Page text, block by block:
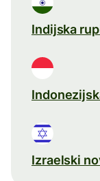
Indijska
Izraelski